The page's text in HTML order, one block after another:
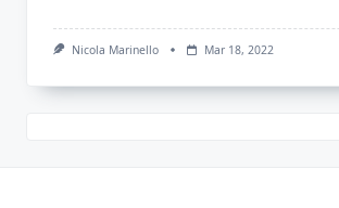
Nicola Marinello Mar 18, 2022